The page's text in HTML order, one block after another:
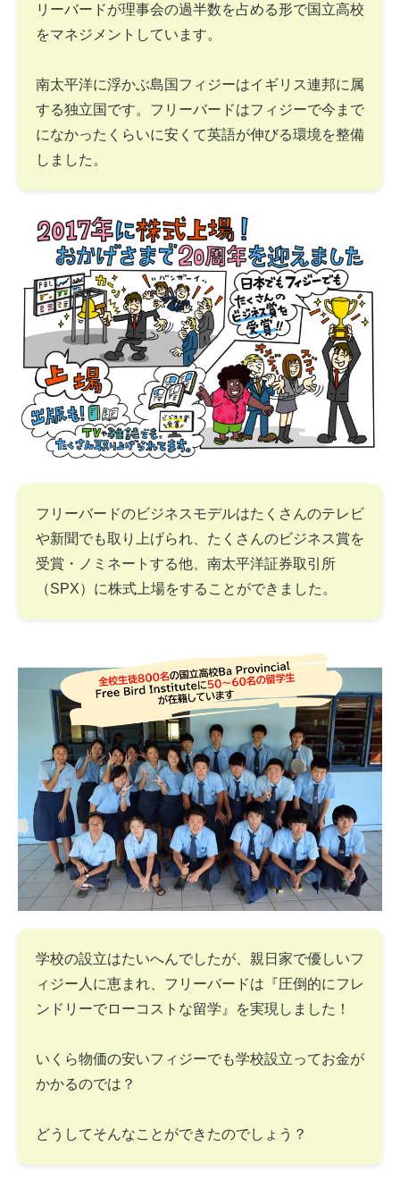
リーバードが理事会の過半数を占める形で国立高校
をマネジメントしています。
南太平洋に浮かぶ島国フィジーはイギリス連邦に属
する独立国です。フリーバードはフィジーで今まで
になかったくらいに安くて英語が伸びる環境を整備
しました。
フリーバードのビジネスモデルはたくさんのテレビ
や新聞でも取り上げられ、たくさんのビジネス賞を
受賞・ノミネートする他、南太平洋証券取引所
（SPX）に株式上場をすることができました。
学校の設立はたいへんでしたが、親日家で優しいフ
ィジー人に恵まれ、フリーバードは『圧倒的にフレ
ンドリーでローコストな留学』を実現しました！
いくら物価の安いフィジーでも学校設立ってお金が
かかるのでは？
どうしてそんなことができたのでしょう？